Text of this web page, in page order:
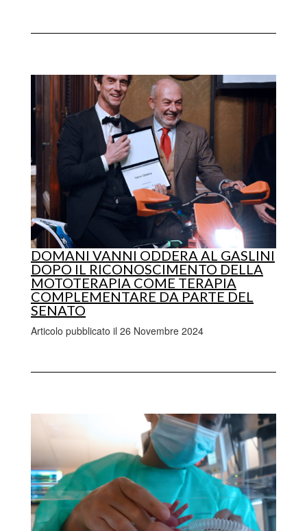
DOMANI VANNI ODDERA AL GASLINI
DOPO IL RICONOSCIMENTO DELLA
MOTOTERAPIA COME TERAPIA
COMPLEMENTARE DA PARTE DEL
SENATO
Articolo pubblicato il 26 Novembre 2024